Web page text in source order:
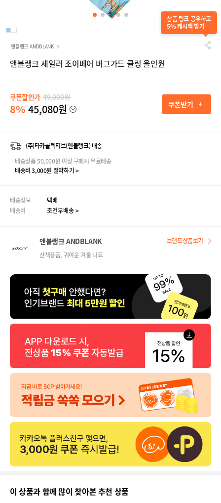
상품 링크 공유하고
5% 캐시백 받기
앤블랭크 ANDBLANK
앤블랭크 세일러 조이베어 버그가드 쿨링 올인원
쿠폰할인가 49,000원
8% 45,080원
(주)타카콜렉티브(앤블랭크) 배송
배송상품 50,000원 이상 구매시 무료배송
배송비 3,000원 절약하기 >
배송정보
택배
배송비
조건부배송 >
앤블랭크 ANDBLANK
산책용품, 귀여운 겨울 니트
브랜드상품보기
이 상품과 함께 많이 찾아본 추천 상품